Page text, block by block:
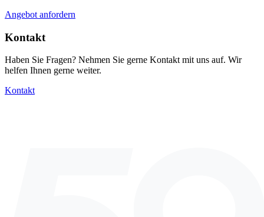
Angebot anfordern
Kontakt
Haben Sie Fragen? Nehmen Sie gerne Kontakt mit uns auf. Wir
helfen Ihnen gerne weiter.
Kontakt